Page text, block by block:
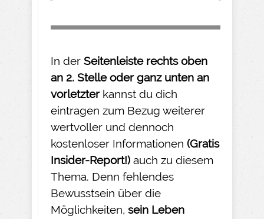
In der Seitenleiste rechts oben
an 2. Stelle oder ganz unten an
vorletzter kannst du dich
eintragen zum Bezug weiterer
wertvoller und dennoch
kostenloser Informationen (Gratis
Insider-Report!) auch zu diesem
Thema. Denn fehlendes
Bewusstsein über die
Möglichkeiten, sein Leben